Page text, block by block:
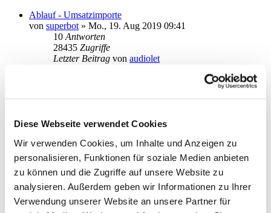
Diese Webseite verwendet Cookies
Wir verwenden Cookies, um Inhalte und Anzeigen zu
personalisieren, Funktionen für soziale Medien anbieten
zu können und die Zugriffe auf unsere Website zu
analysieren. Außerdem geben wir Informationen zu Ihrer
Verwendung unserer Website an unsere Partner für
Ablauf - Umsatzimporte
von superbot » Mo., 19. Aug 2019 09:41
10 Antworten
28435 Zugriffe
Letzter Beitrag von audiolet
Eingeschränkte Funktionen, insbesondere kein Zugriff auf
Menüleiste
9Antworten
Letzter Beitragvoncw1811
Di., 06. Aug 2019 14:15
Postbank Umstellung
vonrudat57»Di., 06. Aug 2019 08:56
1Antworten
18293